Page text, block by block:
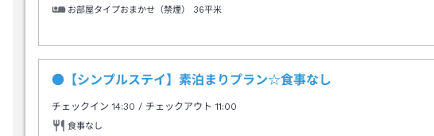
お部屋タイプおまかせ（禁煙）
36平米
●【シンプルステイ】素泊まりプラン☆食事なし
チェックイン14:30 / チェックアウト 11:00
食事なし